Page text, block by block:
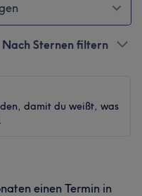
Nach Sternen filtern
damit du weißt, was
einen Termin in